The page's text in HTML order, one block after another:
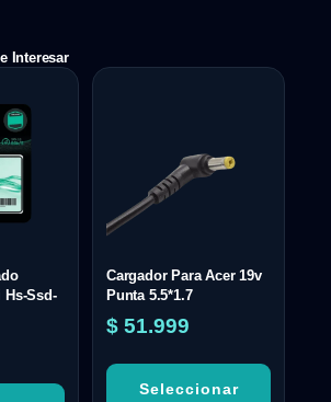
Interesar
Ssd-
Cargador Para Acer 19v
Punta 5.5*1.7
$ 51.999
Seleccionar